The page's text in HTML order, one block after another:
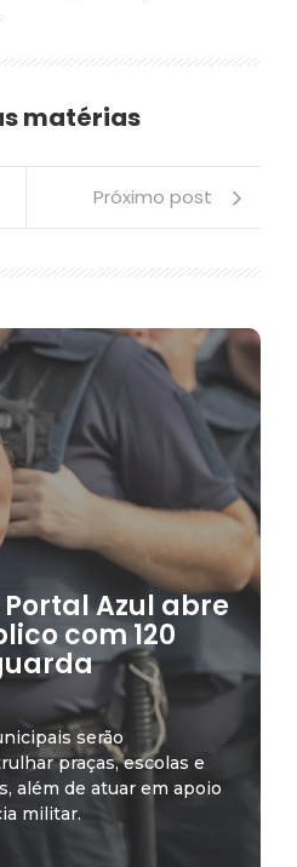
matérias
Próximo post
Azul abre
com 120
serão
praças, escolas e
além de atuar em apoio
militar.